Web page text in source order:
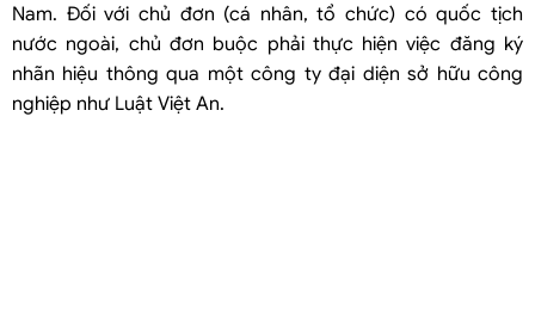
Nam. Đối với chủ đơn (cá nhân, tổ chức) có quốc tịch
nước ngoài, chủ đơn buộc phải thực hiện việc đăng ký
nhãn hiệu thông qua một công ty đại diện sở hữu công
nghiệp như Luật Việt An.